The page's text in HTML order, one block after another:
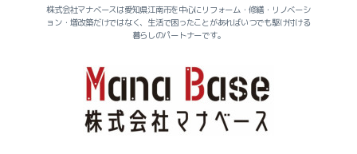
株式会社マナベースは愛知県江南市を中心にリフォーム・修繕・リノベーシ
ョン・増改築だけではなく、生活で困ったことがあればいつでも駆け付ける
暮らしのパートナーです。